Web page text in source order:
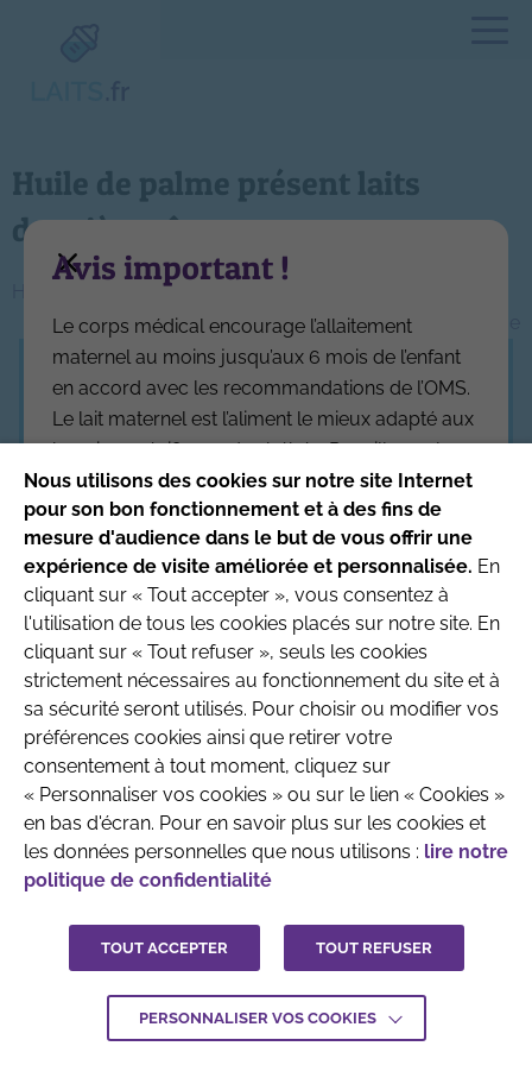
Huile de palme présent laits
deuxième âge
Navigation
l’article
Huile de palme absent laits premier âge
Huile de palme absent laits deuxième âge
Ce site respecte les principes de la charte
HONcode.
Site produit par l’Association
Française de Pédiatrie Ambulatoire
Recherche & Développement
QUI SOMMES-NOUS MENTIONS LÉGALES
CONTACTEZ-NOUS
CRÉDITS :LA JUNGLE
Avis important !
Le corps médical encourage l’allaitement
maternel au moins jusqu’aux 6 mois de l’enfant
en accord avec les recommandations de l’OMS.
Le lait maternel est l’aliment le mieux adapté aux
besoins spécifiques des bébés. Par ailleurs, la
réglementation interdit aux industriels de
l’alimentation infantile de communiquer sur leurs
produits destinés aux nourrissons jusqu’à l’âge
de 6 mois.
Parlez avec votre pédiatre ou le professionnel
de santé qui prend en charge votre enfant
avant toute prise de décision.
J'ai compris
Nous utilisons des cookies sur notre site Internet
pour son bon fonctionnement et à des fins de
mesure d'audience dans le but de vous offrir une
expérience de visite améliorée et personnalisée. En
cliquant sur « Tout accepter », vous consentez à
l'utilisation de tous les cookies placés sur notre site. En
cliquant sur « Tout refuser », seuls les cookies
strictement nécessaires au fonctionnement du site et à
sa sécurité seront utilisés. Pour choisir ou modifier vos
préférences cookies ainsi que retirer votre
consentement à tout moment, cliquez sur
« Personnaliser vos cookies » ou sur le lien « Cookies »
en bas d'écran. Pour en savoir plus sur les cookies et
les données personnelles que nous utilisons : lire notre
politique de confidentialité
TOUT ACCEPTER TOUT REFUSER
PERSONNALISER VOS COOKIES